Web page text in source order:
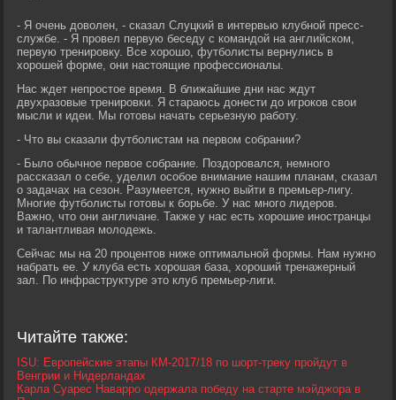
- Я очень доволен, - сказал Слуцкий в интервью клубной пресс-
службе. - Я провел первую беседу с командой на английском,
первую тренировку. Все хорошо, футболисты вернулись в
хорошей форме, они настоящие профессионалы.
Нас ждет непростое время. В ближайшие дни нас ждут
двухразовые тренировки. Я стараюсь донести до игроков свои
мысли и идеи. Мы готовы начать серьезную работу.
- Что вы сказали футболистам на первом собрании?
- Было обычное первое собрание. Поздоровался, немного
рассказал о себе, уделил особое внимание нашим планам, сказал
о задачах на сезон. Разумеется, нужно выйти в премьер-лигу.
Многие футболисты готовы к борьбе. У нас много лидеров.
Важно, что они англичане. Также у нас есть хорошие иностранцы
и талантливая молодежь.
Сейчас мы на 20 процентов ниже оптимальной формы. Нам нужно
набрать ее. У клуба есть хорошая база, хороший тренажерный
зал. По инфраструктуре это клуб премьер-лиги.
Читайте также:
ISU: Европейские этапы КМ-2017/18 по шорт-треку пройдут в
Венгрии и Нидерландах
Карла Суарес Наварро одержала победу на старте мэйджора в